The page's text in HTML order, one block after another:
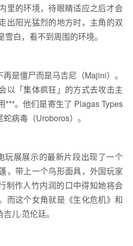
里的环境，待眼睛适应之后才会
出阳光猛烈的地方时，主角的双
白，看不到周围的环境。
再是僵尸而是马吉尼（Majini）。
以「集体疯狂」的方式去攻击主
***。他们是寄生了 Plagas Types
病毒（Uroboros）。
玩展展示的最新片段出现了一个
，带上一个鸟形面具，外国玩家
制作人竹内润的口中得知她将会
而这个女角就是《生化危机》和
儿·范伦廷。